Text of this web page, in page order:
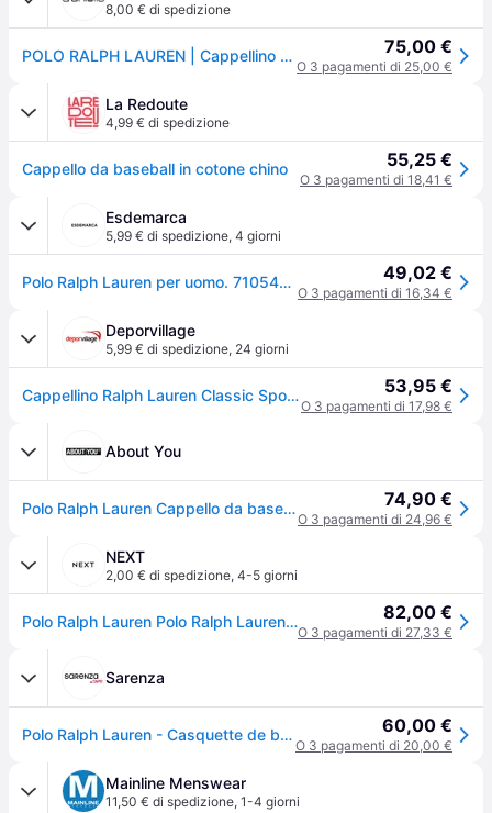
8,00 € di spedizione
POLO RALPH LAUREN | Cappellino da baseball in chino beige | Uomo | PZ 75,00 €
O 3 pagamenti di 25,00 €
La Redoute
4,99 € di spedizione
Cappello da baseball in cotone chino 55,25 €
O 3 pagamenti di 18,41 €
Esdemarca
5,99 € di spedizione, 4 giorni
Polo Ralph Lauren per uomo. 710548524005 Cappellino classico sportivo beige (OSFA), Casual, Cotone - Beige 49,02 €
O 3 pagamenti di 16,34 €
Deporvillage
5,99 € di spedizione, 24 giorni
Cappellino Ralph Lauren Classic Sport Cap beige chiaro - Brown 53,95 €
O 3 pagamenti di 17,98 €
About You
Polo Ralph Lauren Cappello da baseball crema / blu scuro 74,90 €
O 3 pagamenti di 24,96 €
NEXT
2,00 € di spedizione, 4-5 giorni
Polo Ralph Lauren Polo Ralph Lauren Berretto classico 82,00 €
O 3 pagamenti di 27,33 €
Sarenza
Polo Ralph Lauren - Casquette de baseball coton chino 710548 Beige - Cappellino 60,00 €
O 3 pagamenti di 20,00 €
Mainline Menswear
11,50 € di spedizione, 1-4 giorni